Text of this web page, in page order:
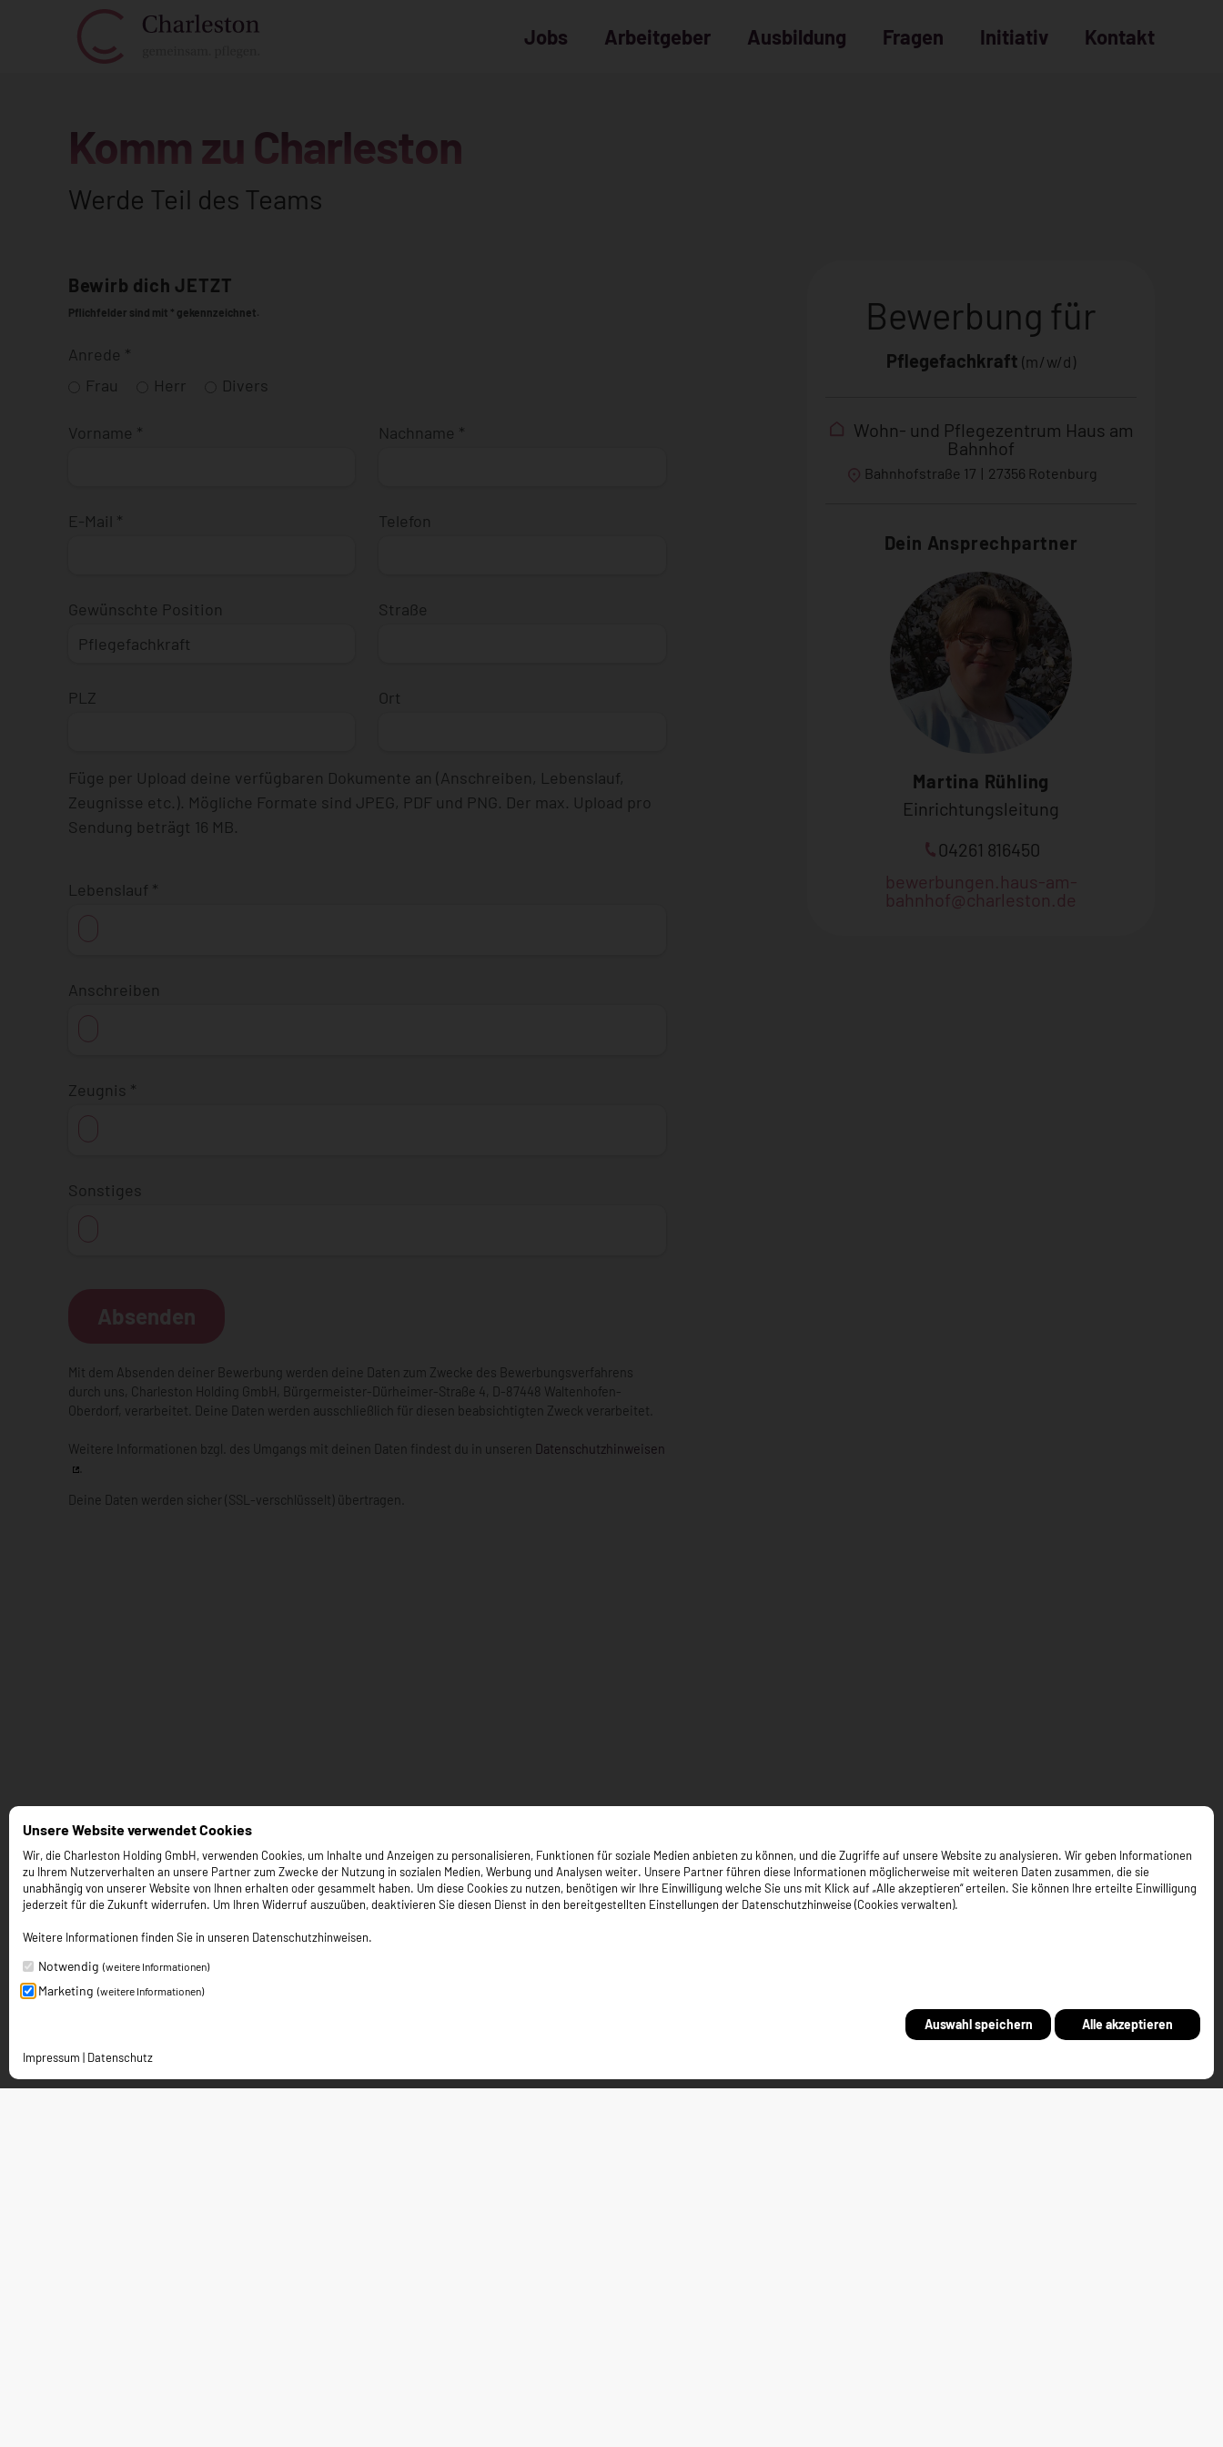
Unsere Website verwendet Cookies
Wir, die Charleston Holding GmbH, verwenden Cookies, um Inhalte und Anzeigen zu personalisieren, Funktionen für soziale Medien anbieten zu können, und die Zugriffe auf unsere Website zu analysieren. Wir geben Informationen
zu Ihrem Nutzerverhalten an unsere Partner zum Zwecke der Nutzung in sozialen Medien, Werbung und Analysen weiter. Unsere Partner führen diese Informationen möglicherweise mit weiteren Daten zusammen, die sie
unabhängig von unserer Website von Ihnen erhalten oder gesammelt haben. Um diese Cookies zu nutzen, benötigen wir Ihre Einwilligung welche Sie uns mit Klick auf „Alle akzeptieren“ erteilen. Sie können Ihre erteilte Einwilligung
jederzeit für die Zukunft widerrufen. Um Ihren Widerruf auszuüben, deaktivieren Sie diesen Dienst in den bereitgestellten Einstellungen der Datenschutzhinweise (Cookies verwalten).
Weitere Informationen finden Sie in unseren Datenschutzhinweisen.
Notwendig (weitere Informationen)
Marketing (weitere Informationen)
Auswahl speichern Alle akzeptieren
Impressum | Datenschutz
Jobs Arbeitgeber Ausbildung Fragen Initiativ Kontakt
Komm zu Charleston
Werde Teil des Teams
Bewirb dich JETZT
Pflichfelder sind mit * gekennzeichnet.
Anrede *
Frau
Herr Divers
Vorname * Nachname *
E-Mail * Telefon
Gewünschte Position Straße
PLZ Ort
Füge per Upload deine verfügbaren Dokumente an (Anschreiben, Lebenslauf,
Zeugnisse etc.). Mögliche Formate sind JPEG, PDF und PNG. Der max. Upload pro
Sendung beträgt 16 MB.
Lebenslauf *
Anschreiben
Zeugnis *
Sonstiges
Absenden
Mit dem Absenden deiner Bewerbung werden deine Daten zum Zwecke des Bewerbungsverfahrens
durch uns, Charleston Holding GmbH Bürgermeister-Dürheimer-Straße 4 , D-87448 Waltenhofen-
Oberdorf, verarbeitet. Deine Daten werden ausschließlich für diesen beabsichtigten Zweck verarbeitet.
Weitere Informationen bzgl. des Umgangs mit deinen Daten findest du in unseren Datenschutzhinweisen
.
Deine Daten werden sicher (SSL-verschlüsselt) übertragen.
Bewerbung für
Pflegefachkraft (m/w/d)
Wohn- und Pflegezentrum Haus am
Bahnhof
Bahnhofstraße 17 | 27356 Rotenburg
Dein Ansprechpartner
Martina Rühling
Einrichtungsleitung
04261 816450
bewerbungen.haus-am-
bahnhof@charleston.de